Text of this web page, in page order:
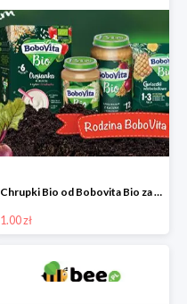
Chrupki Bio od Bobovita Bio za 1 grosz
1.00 zł